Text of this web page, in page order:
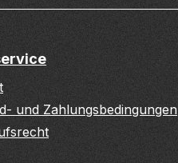
und Zahlungsbedingungen